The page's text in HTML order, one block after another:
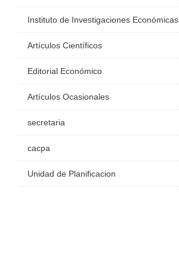
Instituto de Investigaciones Económicas
Artículos Científicos
Editorial Económico
Artículos Ocasionales
secretaria
cacpa
Unidad de Planificacion